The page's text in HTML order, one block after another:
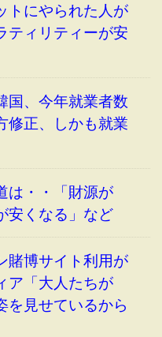
トにやられた人が
ティリティーが安
国、今年就業者数
修正、しかも就業
は・・「財源が
安くなる」など
賭博サイト利用が
ア「大人たちが
を見せているから